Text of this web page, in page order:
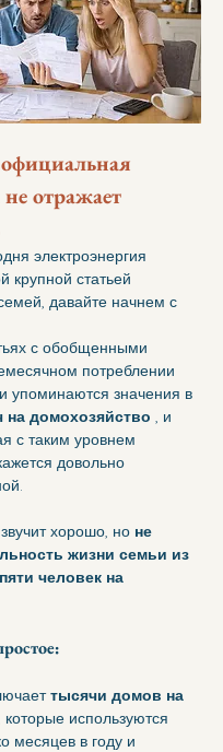
не отражает
электроэнергия
крупной статьей
давайте начнем с
с обобщенными
потреблении
упоминаются значения в
на домохозяйство , и
с таким уровнем
довольно
хорошо, но не
жизни семьи из
человек на
тысячи домов на
которые используются
месяцев в году и